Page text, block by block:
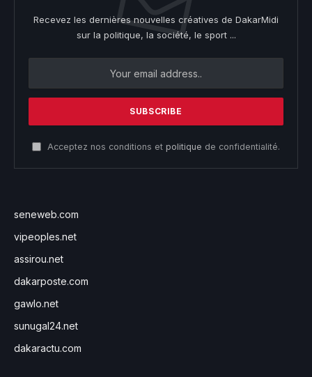
Recevez les dernières nouvelles créatives de DakarMidi
sur la politique, la société, le sport ...
Acceptez nos conditions et politique de confidentialité.
seneweb.com
vipeoples.net
assirou.net
dakarposte.com
gawlo.net
sunugal24.net
dakaractu.com